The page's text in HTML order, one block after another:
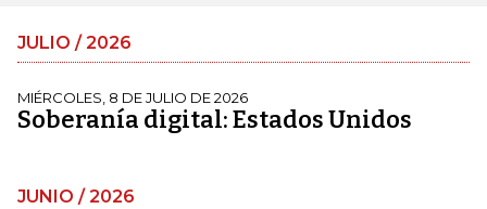
JULIO / 2026
MIÉRCOLES, 8 DE JULIO DE 2026
Soberanía digital: Estados Unidos
JUNIO / 2026